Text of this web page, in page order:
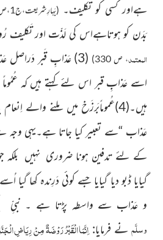
ہےاور کسی کو تکلیف۔ (بَہارِشریعت،ج1،ص98)
بَدَن کو ہوتاہےاس کی لَذّت اور تَکلیف
المعتمد، ص 330)
(3) عَذابِِ قَبر دَراصل
اسے عَذابِِ قبر اس لئے کہتے ہیں کہ عُمُوماً
ہیں۔(4)عُموماًبَرزَخ میں ملنے والے
عَذاب “سے تعبیر کیا جاتا ہے۔یہی وجہ
کے لئے تدفین ہونا ضروری نہیں بلکہ جو
گیایا ڈبو دیا گیایا جسے کوئی دَرِندہ کھا
و عَذاب سے واسطہ پڑتا ہے ۔ نبیِّ
وسلَّمنے فرمایا: اِنَّمَا الْقَبْرُ رَوْضَةٌ مِنْ رِيَاضِِ